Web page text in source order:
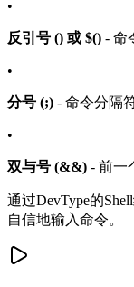
•
反引号 () 或 $() - 命
•
分号 (;) - 命令分隔
•
双与号 (&&) - 前一
通过DevType的
自信地输入命令。